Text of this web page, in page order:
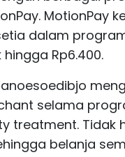
MotionPay
dalam
Rp6.400.
selama
treatment. Tidak
belanja